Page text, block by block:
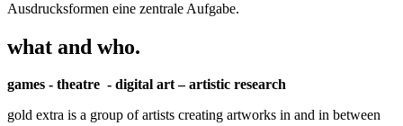
Ausdrucksformen eine zentrale Aufgabe.
what and who.
games - theatre - digital art – artistic research
gold extra is a group of artists creating artworks in and in between